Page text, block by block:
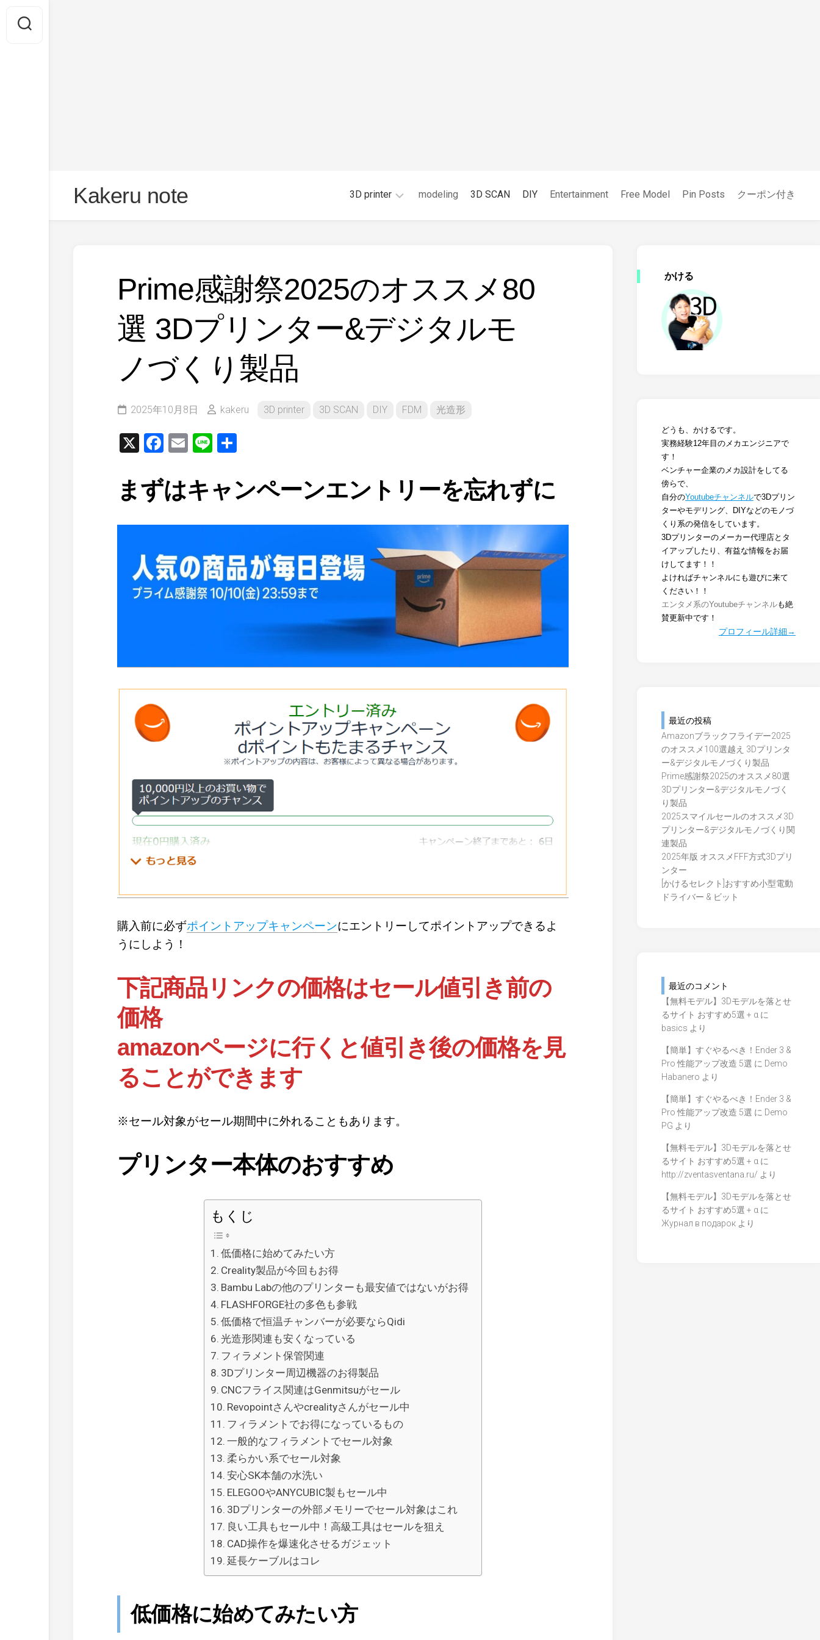
Kakeru note 3D printer
形
modeling 3D SCAN DIY Entertainment Free Model Pin Posts クーポン付き
Prime感謝祭2025のオススメ80
選 3Dプリンター&デジタルモ
ノづくり製品
2025年10月8日 kakeru 3D printer 3D SCAN DIY FDM 光造形
X Facebook
Email
Line
まずはキャンペーンエントリーを忘れずに
購入前に必ずポイントアップキャンペーンにエントリーしてポイントアップできるよ
うにしよう！
下記商品リンクの価格はセール値引き前の
価格
amazonページに行くと値引き後の価格を見
ることができます
※セール対象がセール期間中に外れることもあります。
プリンター本体のおすすめ
もくじ
低価格に始めてみたい方
Creality製品が今回もお得
Bambu Labの他のプリンターも最安値ではないがお得
FLASHFORGE社の多色も参戦
低価格で恒温チャンバーが必要ならQidi
光造形関連も安くなっている
フィラメント保管関連
3Dプリンター周辺機器のお得製品
CNCフライス関連はGenmitsuがセール
Revopointさんやcrealityさんがセール中
フィラメントでお得になっているもの
一般的なフィラメントでセール対象
柔らかい系でセール対象
安心SK本舗の水洗い
ELEGOOやANYCUBIC製もセール中
3Dプリンターの外部メモリーでセール対象はこれ
良い工具もセール中！高級工具はセールを狙え
CAD操作を爆速化させるガジェット
延長ケーブルはコレ
低価格に始めてみたい方
かける
どうも、かけるです。
実務経験12年目のメカエンジニアで
す！
ベンチャー企業のメカ設計をしてる
傍らで、
自分のYoutubeチャンネルで3Dプリン
ターやモデリング、DIYなどのモノづ
くり系の発信をしています。
3Dプリンターのメーカー代理店とタ
イアップしたり、有益な情報をお届
けしてます！！
よければチャンネルにも遊びに来て
ください！！
エンタメ系のYoutubeチャンネルも絶
賛更新中です！
プロフィール詳細→
最近の投稿
Amazonブラックフライデー2025
のオススメ100選越え 3Dプリンタ
ー&デジタルモノづくり製品
Prime感謝祭2025のオススメ80選
3Dプリンター&デジタルモノづく
り製品
2025スマイルセールのオススメ3D
プリンター&デジタルモノづくり関
連製品
2025年版 オススメFFF方式3Dプリ
ンター
[かけるセレクト]おすすめ小型電動
ドライバー & ビット
最近のコメント
【無料モデル】3Dモデルを落とせ
るサイト おすすめ5選 + α に
basics より
【簡単】すぐやるべき！Ender 3 &
Pro 性能アップ改造 5選 に Demo
Habanero より
【簡単】すぐやるべき！Ender 3 &
Pro 性能アップ改造 5選 に Demo
PG より
【無料モデル】3Dモデルを落とせ
るサイト おすすめ5選 + α に
http://zventasventana.ru/ より
【無料モデル】3Dモデルを落とせ
るサイト おすすめ5選 + α に
Журнал в подарок より